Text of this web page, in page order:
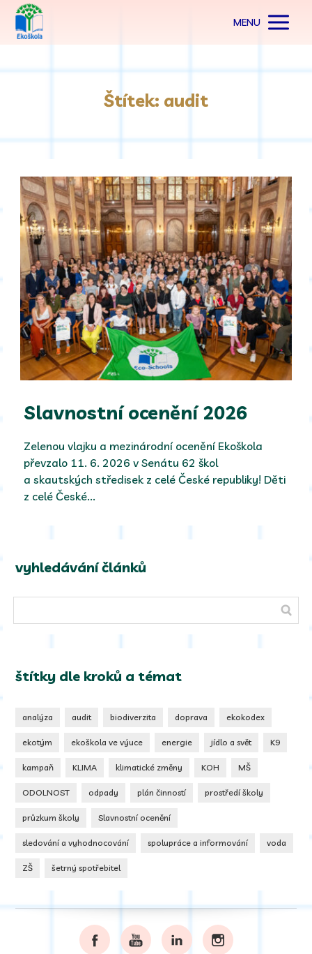
MENU
Štítek: audit
Slavnostní ocenění 2026
Zelenou vlajku a mezinárodní ocenění Ekoškola
převzalo 11. 6. 2026 v Senátu 62 škol
a skautských středisek z celé České republiky! Děti
z celé České...
vyhledávání článků
štítky dle kroků a témat
analýza audit biodiverzita doprava ekokodex
ekotým ekoškola ve výuce energie jídlo a svět K9
kampaň KLIMA klimatické změny KOH MŠ
ODOLNOST odpady plán činností prostředí školy
průzkum školy Slavnostní ocenění
sledování a vyhodnocování spolupráce a informování voda
ZŠ šetrný spotřebitel